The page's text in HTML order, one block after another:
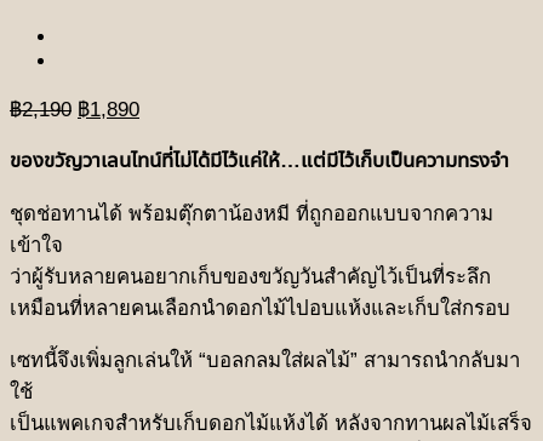
฿2,190 Original
was:
฿1,890Current
is:
ของขวัญวาเลนไทน์ที่ไม่ได้มีไว้แค่ให้…แต่มีไว้เก็บเป็นความทรงจำ
ชุดช่อทานได้ พร้อมตุ๊กตาน้องหมี ที่ถูกออกแบบจากความ
เข้าใจ
ว่าผู้รับหลายคนอยากเก็บของขวัญวันสำคัญไว้เป็นที่ระลึก
เหมือนที่หลายคนเลือกนำดอกไม้ไปอบแห้งและเก็บใส่กรอบ
เซทนี้จึงเพิ่มลูกเล่นให้ “บอลกลมใส่ผลไม้” สามารถนำกลับมา
ใช้
เป็นแพคเกจสำหรับเก็บดอกไม้แห้งได้ หลังจากทานผลไม้เสร็จ